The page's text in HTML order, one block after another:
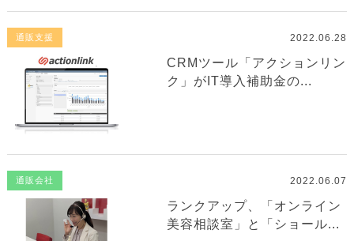
通販支援 2022.06.28
CRMツール「アクションリン
ク」がIT導入補助金の...
通販会社 2022.06.07
ランクアップ、「オンライン
美容相談室」と「ショール...